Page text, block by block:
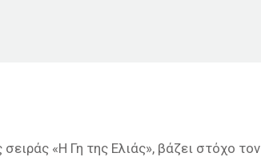
«Η Γη της Ελιάς», βάζει στόχο τον